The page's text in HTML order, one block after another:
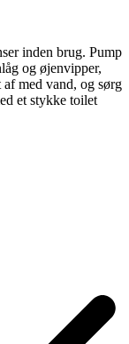
inden brug. Pump
og øjenvipper,
med vand, og sørg
et stykke toilet